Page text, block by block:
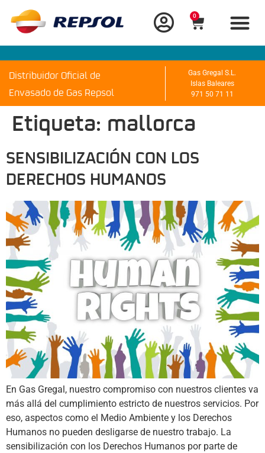
0
Distribuidor Oficial de
Envasado de Gas Repsol
Gas Gregal S.L.
Islas Baleares
971 50 71 11
Etiqueta: mallorca
SENSIBILIZACIÓN CON LOS
DERECHOS HUMANOS
En Gas Gregal, nuestro compromiso con nuestros clientes va
más allá del cumplimiento estricto de nuestros servicios. Por
eso, aspectos como el Medio Ambiente y los Derechos
Humanos no pueden desligarse de nuestro trabajo. La
sensibilización con los Derechos Humanos por parte de